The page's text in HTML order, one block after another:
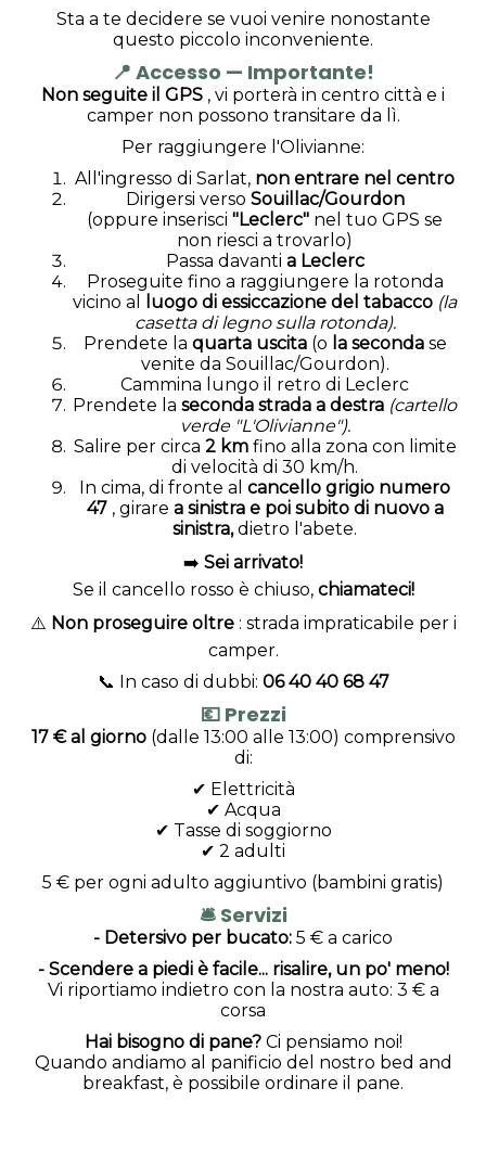
Sta a te decidere se vuoi venire nonostante
questo piccolo inconveniente.
📍 Accesso — Importante!
Non seguite il GPS , vi porterà in centro città e i
camper non possono transitare da lì.
Per raggiungere l'Olivianne:
All'ingresso di Sarlat, non entrare nel centro
Dirigersi verso Souillac/Gourdon
(oppure inserisci "Leclerc" nel tuo GPS se
non riesci a trovarlo)
Passa davanti a Leclerc
Proseguite fino a raggiungere la rotonda
vicino al
luogo di essiccazione del tabacco (la
casetta di legno sulla rotonda).
Prendete la quarta uscita(o la secondase
venite da Souillac/Gourdon).
Cammina lungo il retro di Leclerc
Prendete la seconda strada a destra (cartello
verde "L'Olivianne").
Salire per circa 2 kmfino alla zona con limite
di velocità di 30 km/h.
In cima, di fronte al cancello grigio numero
47, girare a sinistra e poi subito di nuovo a
sinistra,dietro l'abete.
➡️ Sei arrivato!
Se il cancello rosso è chiuso, chiamateci!
⚠️ Non proseguire oltre: strada impraticabile per i
camper.
📞 In caso di dubbi: 06 40 40 68 47
💶 Prezzi
17 € al giorno(dalle 13:00 alle 13:00) comprensivo
di:
✔ Elettricità
✔ Acqua
✔ Tasse di soggiorno
✔ 2 adulti
5 € per ogni adulto aggiuntivo (bambini gratis)
🛎️ Servizi
- Detersivo per bucato: 5 € a carico
- Scendere a piedi è facile... risalire, un po' meno!
Vi riportiamo indietro con la nostra auto: 3 € a
corsa
Hai bisogno di pane?Ci pensiamo noi!
Quando andiamo al panificio del nostro bed and
breakfast, è possibile ordinare il pane.